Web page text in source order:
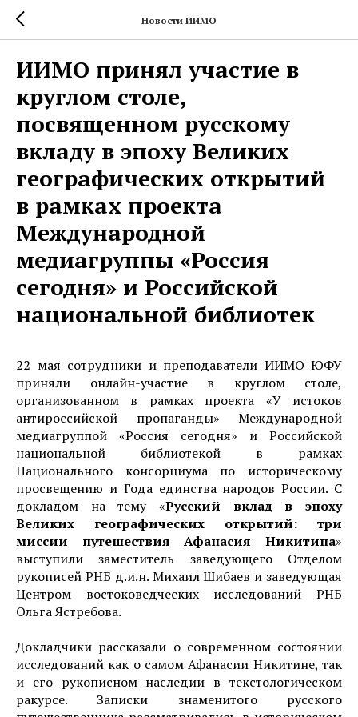
Новости ИИМО
ИИМО принял участие в
круглом столе,
посвященном русскому
вкладу в эпоху Великих
географических открытий
в рамках проекта
Международной
медиагруппы «Россия
сегодня» и Российской
национальной библиотек
22 мая сотрудники и преподаватели ИИМО ЮФУ
приняли онлайн-участие в круглом столе,
организованном в рамках проекта «У истоков
антироссийской пропаганды» Международной
медиагруппой «Россия сегодня» и Российской
национальной библиотекой в рамках
Национального консорциума по историческому
просвещению и Года единства народов России. С
докладом на тему «Русский вклад в эпоху
Великих географических открытий: три
миссии путешествия Афанасия Никитина»
выступили заместитель заведующего Отделом
рукописей РНБ д.и.н. Михаил Шибаев и заведующая
Центром востоковедческих исследований РНБ
Ольга Ястребова.
Докладчики рассказали о современном состоянии
исследований как о самом Афанасии Никитине, так
и его рукописном наследии в текстологическом
ракурсе. Записки знаменитого русского